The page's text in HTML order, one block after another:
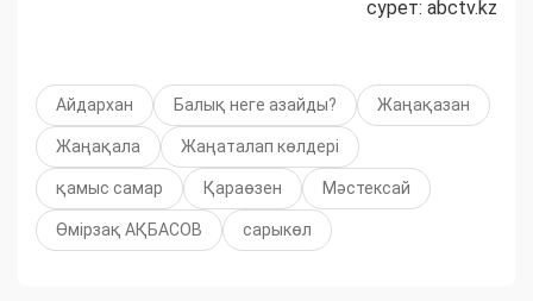
сурет: abctv.kz
Айдархан Балық неге азайды? Жаңақазан
Жаңақала Жаңаталап көлдері
қамыс самар Қараөзен Мәстексай
Өмірзақ АҚБАСОВ сарыкөл